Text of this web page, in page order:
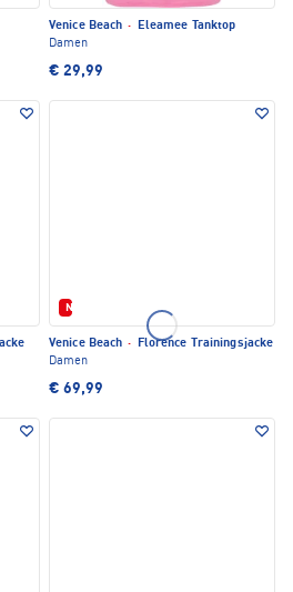
Venice Beach ·
Eleamee Tanktop
Damen
€ 29,99
Neu
Venice Beach ·
Florence Trainingsjacke
Damen
€ 69,99